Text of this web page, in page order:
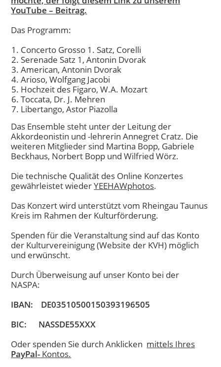
YouTube – Beitrag.
Das Programm:
Concerto Grosso 1. Satz, Corelli
Serenade Satz 1, Antonin Dvorak
American, Antonin Dvorak
Arioso, Wolfgang Jacobi
Hochzeit des Figaro, W.A. Mozart
Toccata, Dr. J. Mehren
Libertango, Astor Piazolla
Das Ensemble steht unter der Leitung der
Akkordeonistin und -lehrerin Annegret Cratz. Die
weiteren Mitglieder sind Martina Bopp, Gabriele
Beckhaus, Norbert Bopp und Wilfried Wörz.
Die technische Qualität des Online Konzertes
gewährleistet wiederYEEHAWphotos.
Das Konzert wird unterstützt vom Rheingau Taunus
Kreis im Rahmen der Kulturförderung.
Spenden für die Veranstaltung sind auf das Konto
der Kulturvereinigung (Website der KVH) möglich
und erwünscht.
Durch Überweisung auf unser Konto bei der
NASPA:
IBAN: DE03510500150393196505
BIC: NASSDE55XXX
Oder spenden Sie durch Anklicken mittels Ihres
PayPal- Kontos.